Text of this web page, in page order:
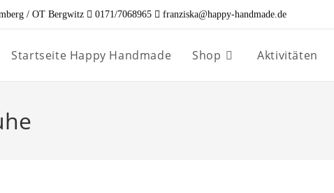
/ OT Bergwitz 0171/7068965 franziska@happy-handmade.de
Startseite Happy Handmade Shop Aktivitäten